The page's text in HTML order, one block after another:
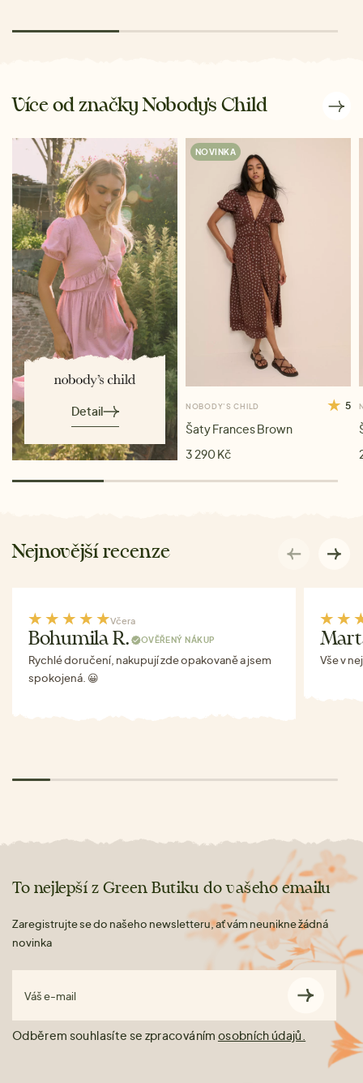
Více od značky Nobody's Child
Detail
NOVINKA
NOBODY'S CHILD 5
Šaty Frances Brown
3 290 Kč
Nejnovější recenze
Včera
Bohumila R. OVĚŘENÝ NÁKUP
Rychlé doručení, nakupují zde opakovaně a jsem
spokojená. 😀
Vše v
To nejlepší z Green Butiku do vašeho emailu
Zaregistrujte se do našeho newsletteru, ať vám neunikne žádná
novinka
Váš e-mail
Odběrem souhlasíte se zpracováním osobních údajů.